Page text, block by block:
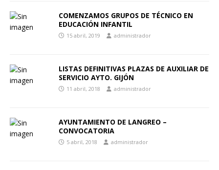
COMENZAMOS GRUPOS DE TÉCNICO EN
EDUCACIÓN INFANTIL
15 abril, 2019 administrador
LISTAS DEFINITIVAS PLAZAS DE AUXILIAR DE
SERVICIO AYTO. GIJÓN
11 abril, 2018 administrador
AYUNTAMIENTO DE LANGREO –
CONVOCATORIA
5 abril, 2018 administrador